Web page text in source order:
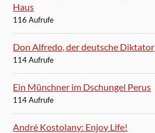
Haus
116 Aufrufe
Don Alfredo, der deutsche Diktator
114 Aufrufe
Ein Münchner im Dschungel Perus
114 Aufrufe
André Kostolany: Enjoy Life!